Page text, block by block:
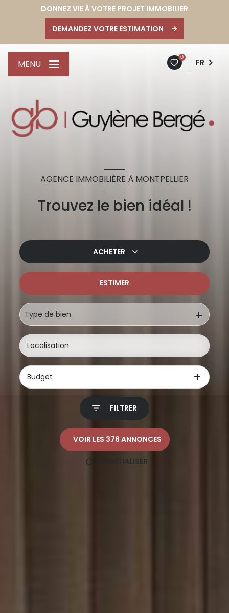
DONNEZ VIE À VOTRE PROJET IMMOBILIER
DEMANDEZ VOTRE ESTIMATION
0
FR
MENU
AGENCE IMMOBILIÈRE À MONTPELLIER
Trouvez le bien idéal !
ACHETER
De l'immo pro
ESTIMER
Type de bien
Budget
FILTRER
VOIR LES 376 ANNONCES
RÉINITIALISER